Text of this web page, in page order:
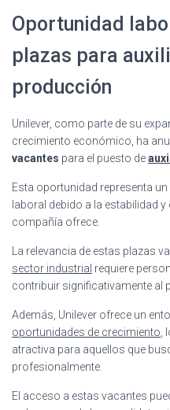
Oportunidad
plazas para
producción
Unilever, como parte de su
crecimiento económico, ha
vacantes para el puesto de
Esta oportunidad representa un
laboral debido a la estabilidad
compañía ofrece.
La relevancia de estas plazas
sector industrial requiere
contribuir significativamente al
Además, Unilever ofrece un
oportunidades de crecimiento
atractiva para aquellos que
profesionalmente.
El acceso a estas vacantes